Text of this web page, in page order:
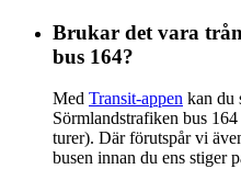
Brukar det vara
bus 164?
Med Transit-appen kan du
Sörmlandstrafiken bus
turer). Där förutspår vi
busen innan du ens stiger